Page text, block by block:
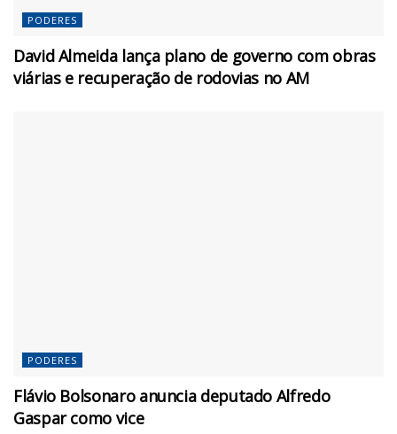
PODERES
David Almeida lança plano de governo com obras
viárias e recuperação de rodovias no AM
PODERES
Flávio Bolsonaro anuncia deputado Alfredo
Gaspar como vice